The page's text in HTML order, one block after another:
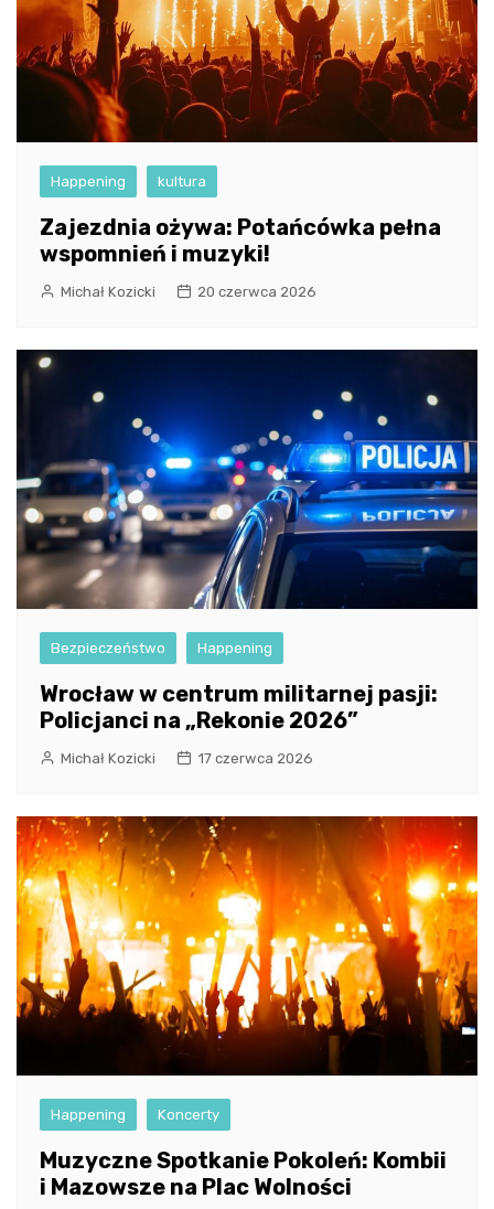
Happening kultura
Zajezdnia ożywa: Potańcówka pełna
wspomnień i muzyki!
Michał Kozicki 20 czerwca 2026
Bezpieczeństwo Happening
Wrocław w centrum militarnej pasji:
Policjanci na „Rekonie 2026”
Michał Kozicki 17 czerwca 2026
Happening Koncerty
Muzyczne Spotkanie Pokoleń: Kombii
i Mazowsze na Plac Wolności